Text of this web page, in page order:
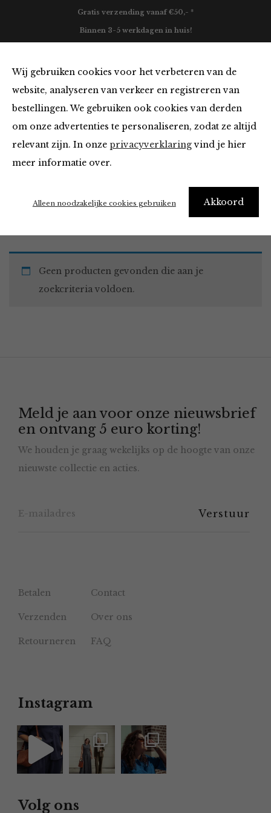
Wij gebruiken cookies voor het verbeteren van de
website, analyseren van verkeer en registreren van
bestellingen. We gebruiken ook cookies van derden
om onze advertenties te personaliseren, zodat ze altijd
relevant zijn. In onze privacyverklaringvind je hier
meer informatie over.
Akkoord
Alleen noodzakelijke cookies gebruiken
Gratis verzending vanaf €50,- *
Binnen 3-5 werkdagen in huis!
Blazers & Jassen in het blauw
Home Winkel Kleding Blazers & Jassen
Geen producten gevonden die aan je
zoekcriteria voldoen.
Meld je aan voor onze nieuwsbrief
en ontvang 5 euro korting!
We houden je graag wekelijks op de hoogte van onze
nieuwste collectie en acties.
Betalen Contact
Verzenden Over ons
Retourneren FAQ
Instagram
Volg ons